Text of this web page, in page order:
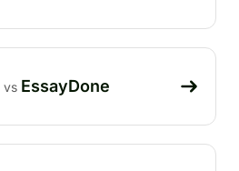
vs EssayDone